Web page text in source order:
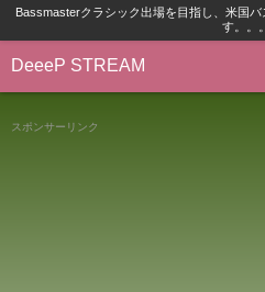
Bassmasterクラシック出場を目指し、米国
す。。。
DeeeP STREAM
スポンサーリンク